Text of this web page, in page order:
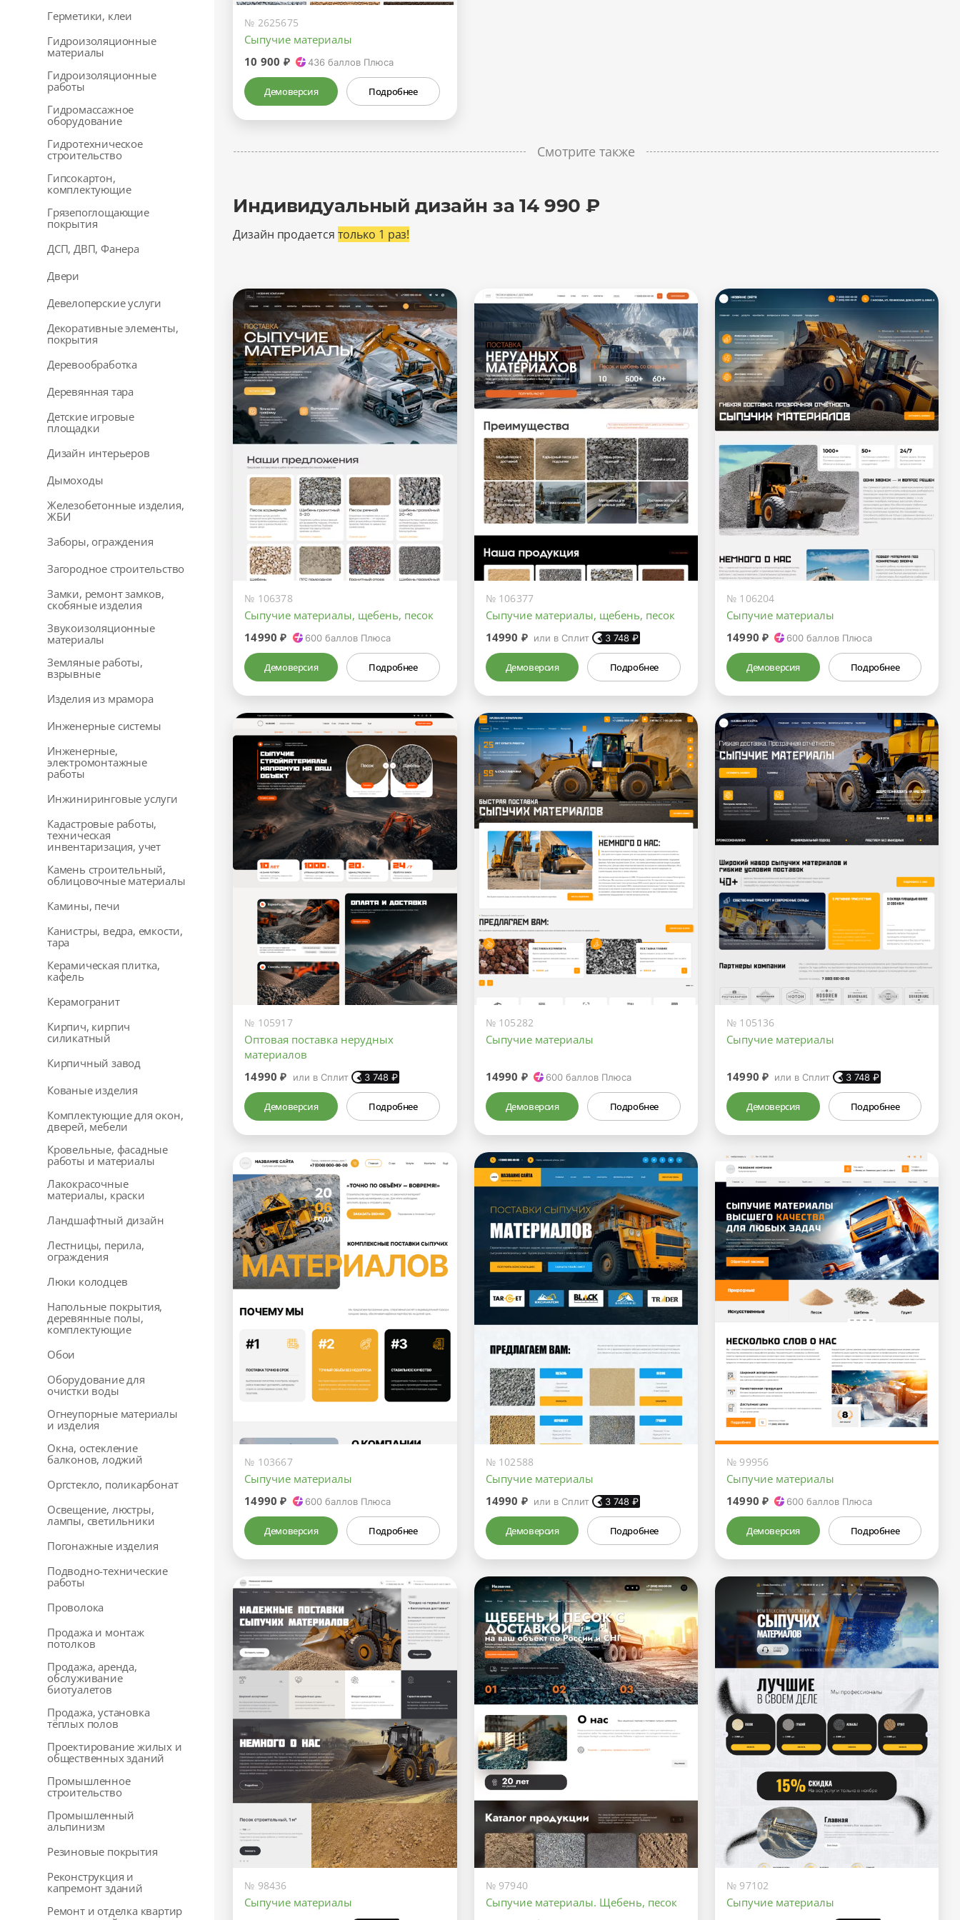
Герметики, клеи
Гидроизоляционные
материалы
Гидроизоляционные
работы
Гидромассажное
оборудование
Гидротехническое
строительство
Гипсокартон,
комплектующие
Грязепоглощающие
покрытия
ДСП, ДВП, Фанера
Двери
Девелоперские услуги
Декоративные элементы,
покрытия
Деревообработка
Деревянная тара
Детские игровые
площадки
Дизайн интерьеров
Дымоходы
Железобетонные изделия,
ЖБИ
Заборы, ограждения
Загородное строительство
Замки, ремонт замков,
скобяные изделия
Звукоизоляционные
материалы
Земляные работы,
взрывные
Изделия из мрамора
Инженерные системы
Инженерные,
электромонтажные
работы
Инжиниринговые услуги
Кадастровые работы,
техническая
инвентаризация, учет
Камень строительный,
облицовочные материалы
Камины, печи
Канистры, ведра, емкости,
тара
Керамическая плитка,
кафель
Керамогранит
Кирпич, кирпич
силикатный
Кирпичный завод
Кованые изделия
Комплектующие для окон,
дверей, мебели
Кровельные, фасадные
работы и материалы
Лакокрасочные
материалы, краски
Ландшафтный дизайн
Лестницы, перила,
ограждения
Люки колодцев
Напольные покрытия,
деревянные полы,
комплектующие
Обои
Оборудование для
очистки воды
Огнеупорные материалы
и изделия
Окна, остекление
балконов, лоджий
Оргстекло, поликарбонат
Освещение, люстры,
лампы, светильники
Погонажные изделия
Подводно-технические
работы
Проволока
Продажа и монтаж
потолков
Продажа, аренда,
обслуживание
биотуалетов
Продажа, установка
тёплых полов
Проектирование жилых и
общественных зданий
Промышленное
строительство
Промышленный
альпинизм
Резиновые покрытия
Реконструкция и
капремонт зданий
Ремонт и отделка квартир
№ 2625675
Сыпучие материалы
10 900 ₽
436баллов Плюса
Демоверсия Подробнее
Смотрите также
Индивидуальный дизайн за 14 990 ₽
Дизайн продается только 1 раз!
№ 106378
Сыпучие материалы, щебень, песок
14990 ₽
600баллов Плюса
Демоверсия Подробнее
№ 106377
Сыпучие материалы, щебень, песок
14990 ₽ или в Сплит 3 748 ₽
Демоверсия Подробнее
№ 106204
Сыпучие материалы
14990 ₽
600 баллов Плюса
Демоверсия Подробнее
№ 105917
Оптовая поставка нерудных
материалов
14990 ₽
или в Сплит 3 748₽
Демоверсия Подробнее
№ 105282
Сыпучие материалы
14990 ₽ 600 баллов Плюса
Демоверсия Подробнее
№ 105136
Сыпучие материалы
14990 ₽ или в Сплит 3 748 ₽
Демоверсия Подробнее
№ 103667
Сыпучие материалы
14990 ₽
600баллов Плюса
Демоверсия Подробнее
№ 102588
Сыпучие материалы
14990 ₽ или в Сплит 3 748 ₽
Демоверсия Подробнее
№ 99956
Сыпучие материалы
14990 ₽
600 баллов Плюса
Демоверсия Подробнее
№ 98436
Сыпучие материалы
№ 97940
Сыпучие материалы. Щебень, песок
№ 97102
Сыпучие материалы